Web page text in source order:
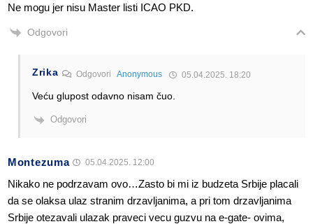
Ne mogu jer nisu Master listi ICAO PKD.
Odgovori
Zrika Odgovori Anonymous 05.04.2025. 18:20
Veću glupost odavno nisam čuo.
Odgovori
Montezuma 05.04.2025. 12:00
Nikako ne podrzavam ovo…Zasto bi mi iz budzeta Srbije placali
da se olaksa ulaz stranim drzavljanima, a pri tom drzavljanima
Srbije otezavali ulazak praveci vecu guzvu na e-gate- ovima,